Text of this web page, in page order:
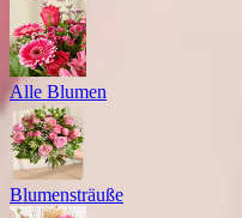
Alle Blumen
Blumensträuße